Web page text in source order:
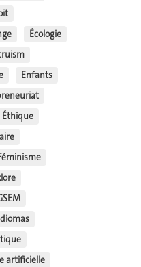
Écologie
Enfants
Éthique
artificielle